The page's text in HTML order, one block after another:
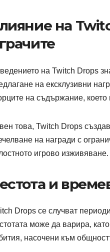
на
на Twitch Drops
на ексклузивни
на съдържание, което
това, Twitch Drops
на награди с
игрово изживяване.
и
Drops се случват
може да варира,
насочени към